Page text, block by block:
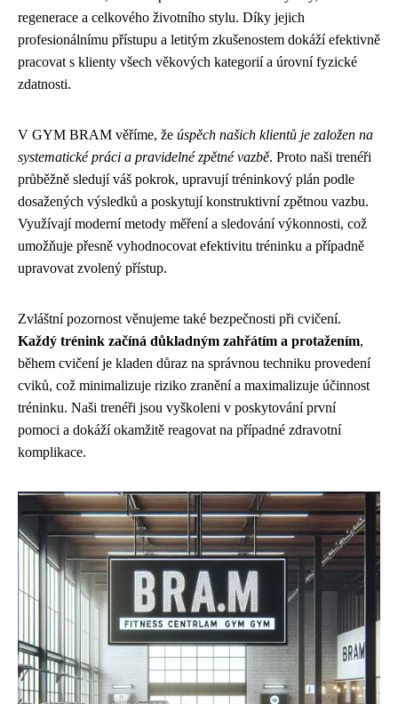
regenerace a celkového životního stylu. Díky jejich
profesionálnímu přístupu a letitým zkušenostem dokáží efektivně
pracovat s klienty všech věkových kategorií a úrovní fyzické
zdatnosti.
V GYM BRAM věříme, že úspěch našich klientů je založen na
systematické práci a pravidelné zpětné vazbě. Proto naši trenéři
průběžně sledují váš pokrok, upravují tréninkový plán podle
dosažených výsledků a poskytují konstruktivní zpětnou vazbu.
Využívají moderní metody měření a sledování výkonnosti, což
umožňuje přesně vyhodnocovat efektivitu tréninku a případně
upravovat zvolený přístup.
Zvláštní pozornost věnujeme také bezpečnosti při cvičení.
Každý trénink začíná důkladným zahřátím a protažením,
během cvičení je kladen důraz na správnou techniku provedení
cviků, což minimalizuje riziko zranění a maximalizuje účinnost
tréninku. Naši trenéři jsou vyškoleni v poskytování první
pomoci a dokáží okamžitě reagovat na případné zdravotní
komplikace.